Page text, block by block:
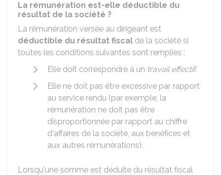
La rémunération est-elle déductible du
résultat de la société ?
La rémunération versée au dirigeant est
déductible du résultat fiscal de la société si
toutes les conditions suivantes sont remplies :
Elle doit correspondre à un travail effectif.
Elle ne doit pas être excessive par rapport
au service rendu (par exemple, la
rémunération ne doit pas être
disproportionnée par rapport au chiffre
d'affaires de la société, aux bénéfices et
aux autres rémunérations).
Lorsqu'une somme est déduite du résultat fiscal